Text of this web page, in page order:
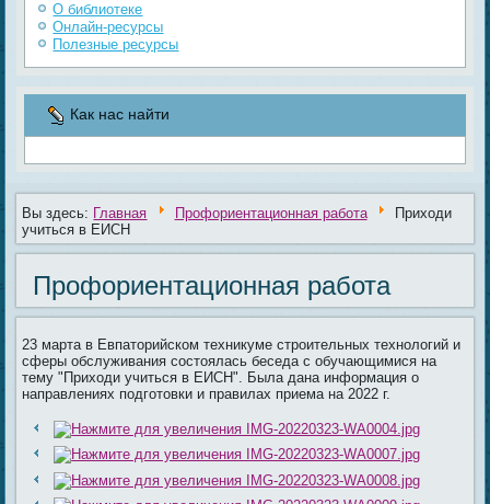
О библиотеке
Онлайн-ресурсы
Полезные ресурсы
Как нас найти
Вы здесь: Главная Профориентационная работа
Приходи
учиться в ЕИСН
Профориентационная работа
23 марта в Евпаторийском техникуме строительных технологий и
сферы обслуживания состоялась беседа с обучающимися на
тему "Приходи учиться в ЕИСН". Была дана информация о
направлениях подготовки и правилах приема на 2022 г.